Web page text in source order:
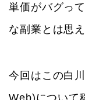
単価がバグっ
な副業とは思え
今回はこの白
Web)について